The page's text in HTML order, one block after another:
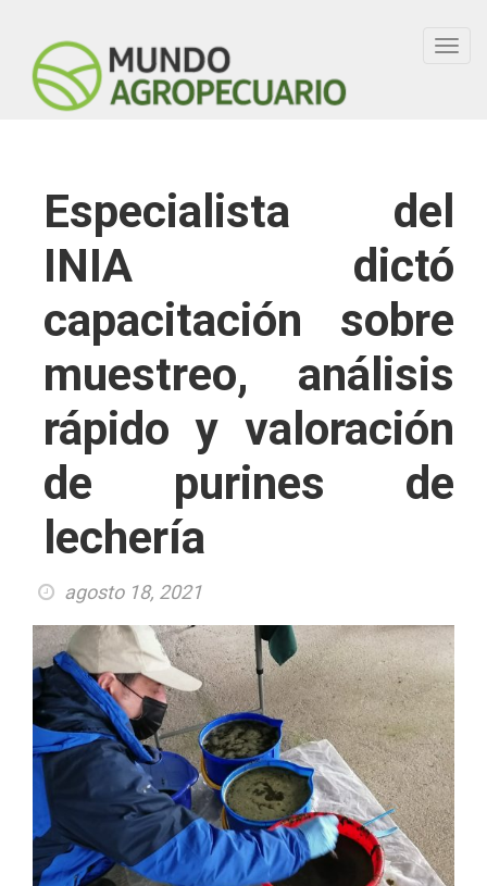
Especialista del
INIA dictó
capacitación sobre
muestreo, análisis
rápido y valoración
de purines de
lechería
agosto 18, 2021